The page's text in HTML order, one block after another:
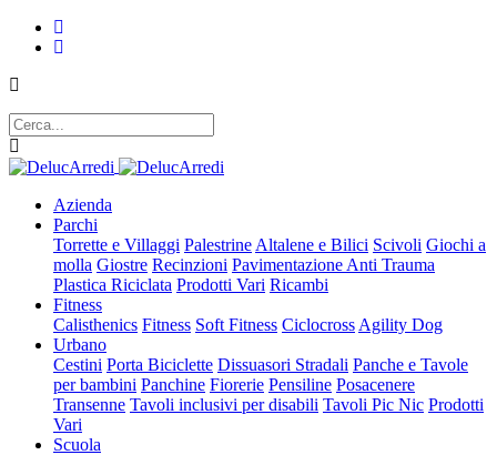
Azienda
Parchi
Torrette e Villaggi Palestrine Altalene e Bilici Scivoli Giochi a
molla Giostre Recinzioni Pavimentazione Anti Trauma
Plastica Riciclata Prodotti Vari Ricambi
Fitness
Calisthenics Fitness Soft Fitness Ciclocross Agility Dog
Urbano
Cestini Porta Biciclette Dissuasori Stradali Panche e Tavole
per bambini Panchine Fiorerie Pensiline Posacenere
Transenne Tavoli inclusivi per disabili Tavoli Pic Nic Prodotti
Vari
Scuola